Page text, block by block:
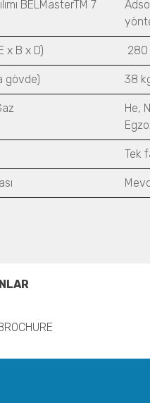
BELMasterTM 7
x B x D) 280
gövde) 38
He,
Tek